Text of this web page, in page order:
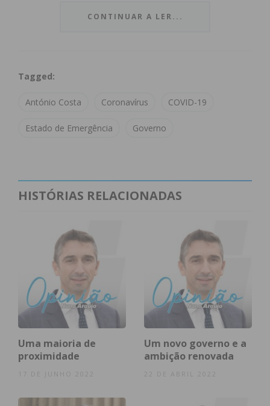
Assine nossa newsletter por e-mail e
CONTINUAR A LER...
Tagged:
António Costa Coronavírus COVID-19
Estado de Emergência Governo
HISTÓRIAS RELACIONADAS
Uma maioria de
proximidade
17 DE JUNHO 2022
Um novo governo e a
ambição renovada
22 DE ABRIL 2022